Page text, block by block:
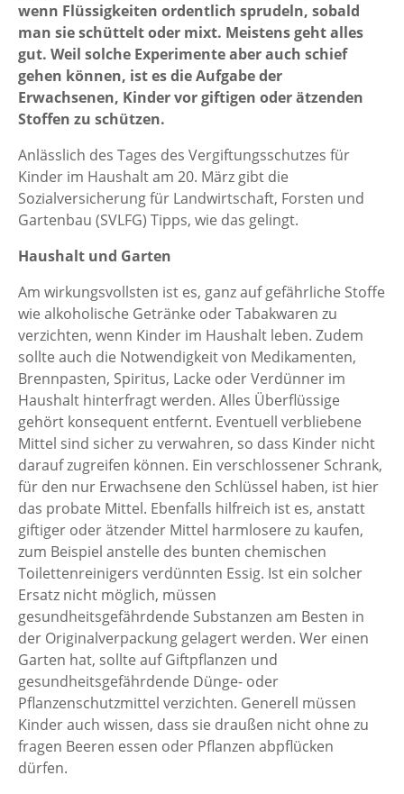
wenn Flüssigkeiten ordentlich sprudeln, sobald
man sie schüttelt oder mixt. Meistens geht alles
gut. Weil solche Experimente aber auch schief
gehen können, ist es die Aufgabe der
Erwachsenen, Kinder vor giftigen oder ätzenden
Stoffen zu schützen.
Anlässlich des Tages des Vergiftungsschutzes für
Kinder im Haushalt am 20. März gibt die
Sozialversicherung für Landwirtschaft, Forsten und
Gartenbau (SVLFG) Tipps, wie das gelingt.
Haushalt und Garten
Am wirkungsvollsten ist es, ganz auf gefährliche Stoffe
wie alkoholische Getränke oder Tabakwaren zu
verzichten, wenn Kinder im Haushalt leben. Zudem
sollte auch die Notwendigkeit von Medikamenten,
Brennpasten, Spiritus, Lacke oder Verdünner im
Haushalt hinterfragt werden. Alles Überflüssige
gehört konsequent entfernt. Eventuell verbliebene
Mittel sind sicher zu verwahren, so dass Kinder nicht
darauf zugreifen können. Ein verschlossener Schrank,
für den nur Erwachsene den Schlüssel haben, ist hier
das probate Mittel. Ebenfalls hilfreich ist es, anstatt
giftiger oder ätzender Mittel harmlosere zu kaufen,
zum Beispiel anstelle des bunten chemischen
Toilettenreinigers verdünnten Essig. Ist ein solcher
Ersatz nicht möglich, müssen
gesundheitsgefährdende Substanzen am Besten in
der Originalverpackung gelagert werden. Wer einen
Garten hat, sollte auf Giftpflanzen und
gesundheitsgefährdende Dünge- oder
Pflanzenschutzmittel verzichten. Generell müssen
Kinder auch wissen, dass sie draußen nicht ohne zu
fragen Beeren essen oder Pflanzen abpflücken
dürfen.